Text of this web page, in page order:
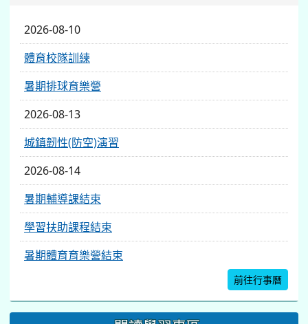
2026-08-10
體育校隊訓練
暑期排球育樂營
2026-08-13
城鎮韌性(防空)演習
2026-08-14
暑期輔導課結束
學習扶助課程結束
暑期體育育樂營結束
前往行事曆